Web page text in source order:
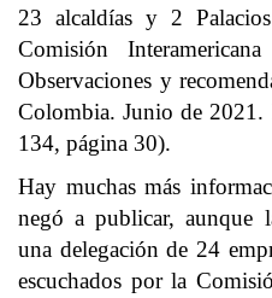
23 alcaldías y 2
Comisión
Observaciones y
Colombia. Junio de
134, página 30).
Hay muchas más
negó a publicar, aunque
una delegación de 24
escuchados por la